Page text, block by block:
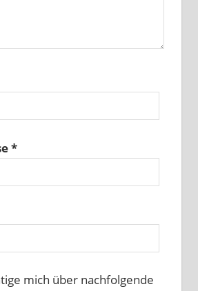
*
mich über nachfolgende